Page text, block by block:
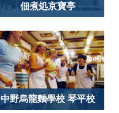
佃煮処京寶亭
中野烏龍麵學校 琴平校